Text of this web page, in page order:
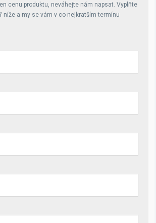
cenu produktu, neváhejte nám napsat. Vyplňte
níže a my se vám v co nejkratším termínu